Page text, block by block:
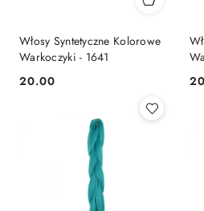
Włosy Syntetyczne Kolorowe
Warkoczyki - 1641
Cena:
20.00